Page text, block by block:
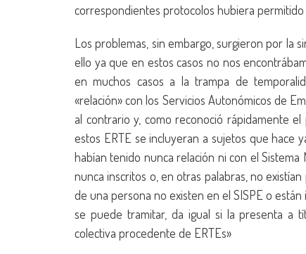
correspondientes protocolos hubiera
Los problemas, sin embargo, surgieron por la
ello ya que en estos casos no nos
en muchos casos a la trampa de
«relación» con los Servicios Autonómicos de
al contrario y, como reconoció rápidamente
estos ERTE se incluyeran a sujetos que hace
habían tenido nunca relación ni con el
nunca inscritos o, en otras palabras, no
de una persona no existen en el SISPE o
se puede tramitar, da igual si la presenta a
colectiva procedente de ERTEs»